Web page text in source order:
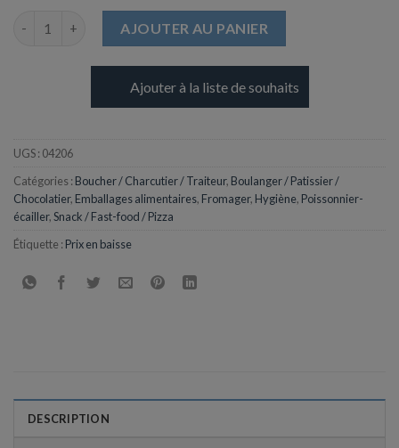
AJOUTER AU PANIER
Ajouter à la liste de souhaits
UGS : 04206
Catégories : Boucher / Charcutier / Traiteur, Boulanger / Patissier /
Chocolatier, Emballages alimentaires, Fromager, Hygiène, Poissonnier-
écailler,Snack / Fast-food / Pizza
Étiquette : Prix en baisse
DESCRIPTION